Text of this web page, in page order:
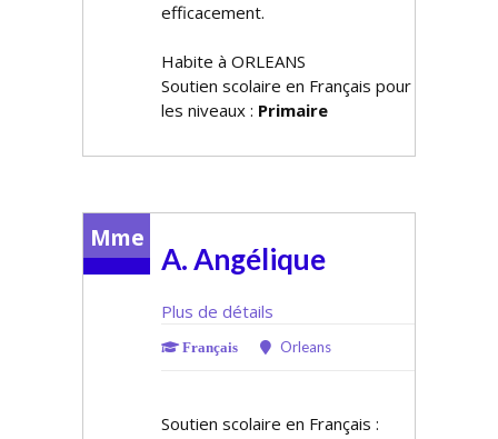
efficacement.
Habite à ORLEANS
Soutien scolaire en Français pour
les niveaux : Primaire
Mme
A. Angélique
Plus de détails
Français Orleans
Soutien scolaire en Français :